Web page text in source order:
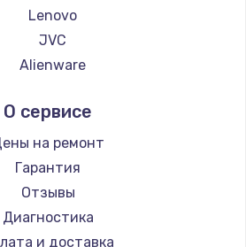
Lenovo
JVC
Alienware
Thunderobot
Hisense
АОС
Ardor
Machenike
iru
О сервисе
на ремонт
Гарантия
Отзывы
Диагностика
и доставка